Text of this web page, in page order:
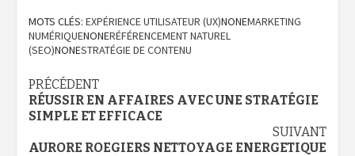
MOTS CLÉS: EXPÉRIENCE UTILISATEUR (UX)NONEMARKETING
NUMÉRIQUENONERÉFÉRENCEMENT NATUREL
(SEO)NONESTRATÉGIE DE CONTENU
Navigation
d’article
PRÉCÉDENT
RÉUSSIR EN AFFAIRES AVEC UNE STRATÉGIE
SIMPLE ET EFFICACE
SUIVANT
AURORE ROEGIERS NETTOYAGE ENERGETIQUE